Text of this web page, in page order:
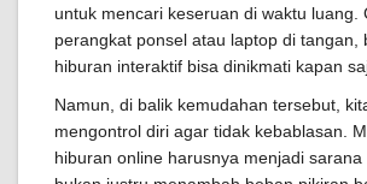
untuk mencari keseruan di waktu luang.
perangkat ponsel atau laptop di tangan,
hiburan interaktif bisa dinikmati kapan
Namun, di balik kemudahan tersebut,
mengontrol diri agar tidak kebablasan.
hiburan online harusnya menjadi sarana